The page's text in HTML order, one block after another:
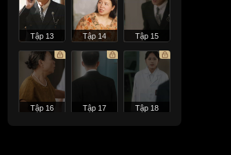
Tập 13 Tập 14 Tập 15
Tập 16 Tập 17 Tập 18